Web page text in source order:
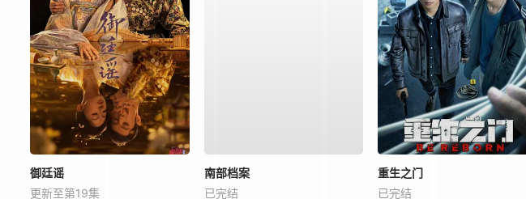
御廷谣
更新至第19集
南部档案
已完结
重生之门
已完结